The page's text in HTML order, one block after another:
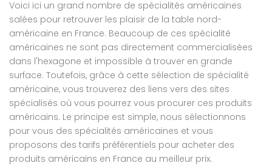
Voici ici un grand nombre de spécialités américaines
salées pour retrouver les plaisir de la table nord-
américaine en France. Beaucoup de ces spécialité
américaines ne sont pas directement commercialisées
dans l'hexagone et impossible à trouver en grande
surface. Toutefois, grâce à cette sélection de spécialité
américaine, vous trouverez des liens vers des sites
spécialisés où vous pourrez vous procurer ces produits
américains. Le principe est simple, nous sélectionnons
pour vous des spécialités américaines et vous
proposons des tarifs préférentiels pour acheter des
produits américains en France au meilleur prix.